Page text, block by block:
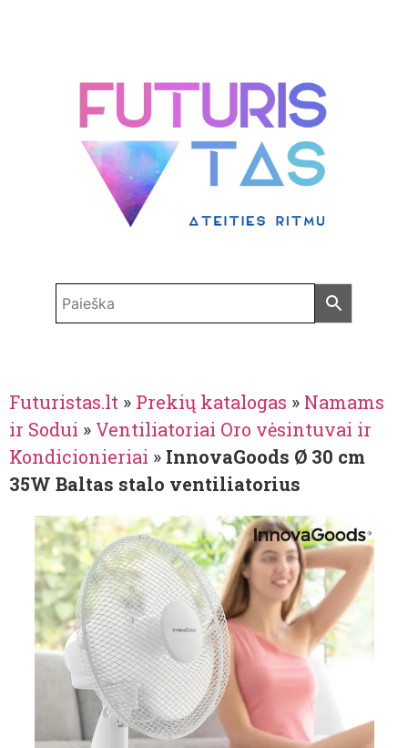
Futuristas.lt » Prekių katalogas » Namams
ir Sodui » Ventiliatoriai Oro vėsintuvai ir
Kondicionieriai » InnovaGoods Ø 30 cm
35W Baltas stalo ventiliatorius